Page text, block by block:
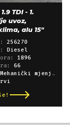
TDI - 1.
uvoz,
alu 15"
256270
Diesel
1896
66
Mehanički mjenjač